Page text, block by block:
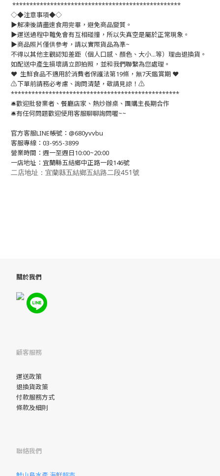
*************************************************
◇◆注意事項◆◇
▶️解凍後請盡速食用完畢，避免商品變質。
▶️運送過程中難免會有互相碰撞，所以失真空是屬於正常現象。
▶️商品照片僅供參考，請以實際貨品為準~
不得以其他主觀認知差距（個人口感、顏色、大小...等）理由退換貨。
如配送中產生損壞請立即拍照，並和我們聯繫為您處理。
❤️ 生鮮食品不適用於消費者保護法第19條，無7天鑑賞期 ❤️
⚠️下單前請務必考慮、詢問清楚，敬請見諒！⚠️
*************************************************
🛎歡迎批發業者、餐廳店家、熱炒辦桌、團購主長期合作
🛎有任何問題歡迎使用客服聊聊詢問喔~~
官方客服LINE帳號：@680yvvbu
客服專線：03-955-3899
營業時間：週一至週日10:00~20:00
一店地址：宜蘭縣五結鄉中正路一段146號
二店地址：宜蘭縣五結鄉五結路二段451號
關於我們
顧客服務
運送政策
退換貨政策
付款服務方式
條款及細則
聯絡我們